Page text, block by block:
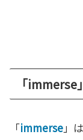
「
「immerse」